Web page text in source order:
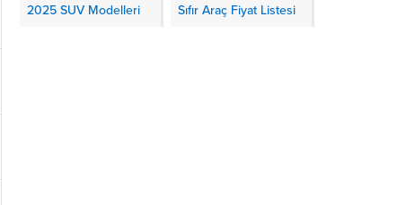
2025 SUV Modelleri Sıfır Araç Fiyat Listesi